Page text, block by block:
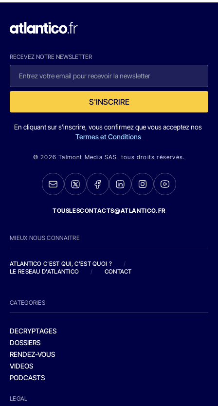
RECEVEZ NOTRE NEWSLETTER
S'INSCRIRE
En cliquant sur s'inscrire, vous confirmez que vous acceptez nos
Termes et Conditions
© 2026 Talmont Media SAS. tous droits réservés.
TOUSLESCONTACTS@ATLANTICO.FR
MIEUX NOUS CONNAITRE
ATLANTICO C'EST QUI, C'EST QUOI ?
/
LE RESEAU D'ATLANTICO
/ CONTACT
CATEGORIES
DECRYPTAGES
DOSSIERS
RENDEZ-VOUS
VIDEOS
PODCASTS
LEGAL